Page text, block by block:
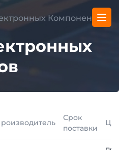
Компонентов
Срок
поставки